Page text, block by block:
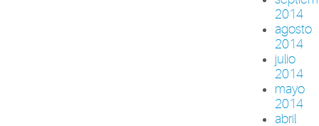
2014
agosto
2014
julio
2014
mayo
2014
abril